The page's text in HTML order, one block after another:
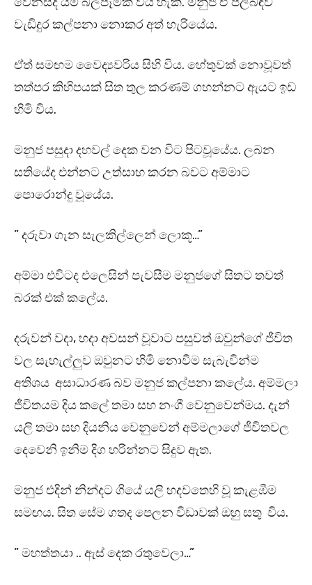
වැඩිදුර කල්පනා නොකර අත් හැරියේය.
ඒත් සමඟම වෛද්‍යවරිය සිහි විය. හේතුවක් නොවූවත්
තත්පර කිහිපයක් සිත තුල කරණම් ගහන්නට ඇයට ඉඩ
හිමි විය.
මනුජ පසුදා දහවල් දෙක වන විට පිටවූයේය. ලබන
සතියේද එන්නට උත්සාහ කරන බවට අම්මාට
පොරොන්දු වූයේය.
” දරුවා ගැන සැලකිල්ලෙන් ලොකූ…”
අම්මා එවිටද එලෙසින් පැවසීම මනුජගේ සිතට තවත්
බරක් එක් කලේය.
දරුවන් වදා, හදා අවසන් වූවාට පසුවත් ඔවුන්ගේ ජීවිත
වල සැහැල්ලුව ඔවුනට හිමි නොවීම සැබැවින්ම
අතිශය අසාධාරණ බව මනුජ කල්පනා කලේය. අම්මලා
ජීවිතයම දිය කලේ තමා සහ නංගී වෙනුවෙන්මය. දැන්
යලි තමා සහ දියනිය වෙනුවෙන් අම්මලාගේ ජීවිතවල
දෙවෙනි ඉනිම දිග හරින්නට සිදුව ඇත.
මනුජ එදින් නින්දට ගියේ යලි හදවතෙහි වූ කැළඹීම
සමඟය. සිත සේම ගතද පෙලන විඩාවක් ඔහු සතු විය.
” මහත්තයා .. ඇස් දෙක රතුවෙලා…”